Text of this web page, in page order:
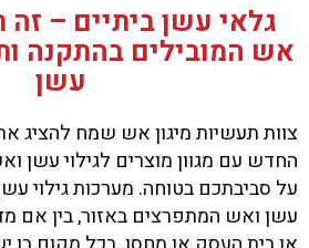
גלאי עשן ביתיים – זה
אש המובילים בהתקנה
עשן
צוות תעשיות מיגון אש שמח להציג
החדש עם מגוון מוצרים לגילוי עשן
על סביבתכם בטוחה. מערכות גילוי
עשן ואש המתפרצים באזור, בין אם